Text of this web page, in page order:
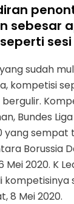
sebesar
sudah
kompetisi
Bundes
yang
Borussia
Mei 2020. K
kompetisinya
8 Mei 2020.